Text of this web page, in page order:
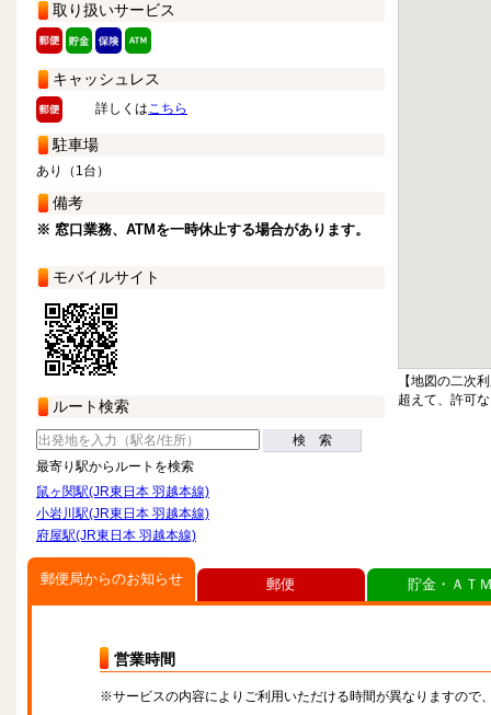
取り扱いサービス
キャッシュレス
詳しくはこちら
駐車場
あり（1台）
備考
※ 窓口業務、ATMを一時休止する場合があります。
モバイルサイト
ルート検索
検 索
最寄り駅からルートを検索
鼠ヶ関駅(JR東日本 羽越本線)
小岩川駅(JR東日本 羽越本線)
府屋駅(JR東日本 羽越本線)
【地図の二次
超えて、許可
郵便局からのお知らせ
営業時間
※サービスの内容によりご利用いただける時間が異なりますので
郵便 貯金・ＡＴ